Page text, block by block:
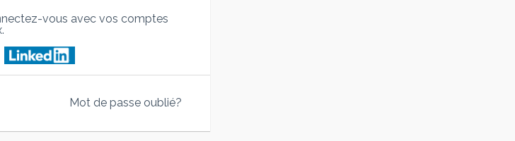
vous avec vos comptes
Mot de passe oublié?